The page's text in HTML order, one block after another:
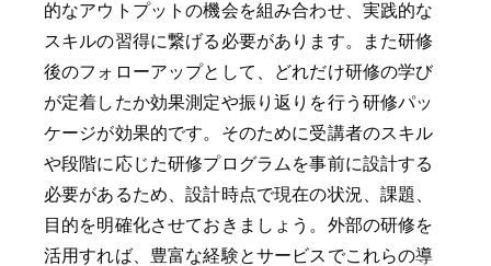
的なアウトプットの機会を組み合わせ、実践的な
スキルの習得に繋げる必要があります。また研修
後のフォローアップとして、どれだけ研修の学び
が定着したか効果測定や振り返りを行う研修パッ
ケージが効果的です。そのために受講者のスキル
や段階に応じた研修プログラムを事前に設計する
必要があるため、設計時点で現在の状況、課題、
目的を明確化させておきましょう。外部の研修を
活用すれば、豊富な経験とサービスでこれらの導